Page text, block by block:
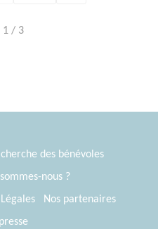
1 / 3
cherche des bénévoles
nous ?
Nos partenaires